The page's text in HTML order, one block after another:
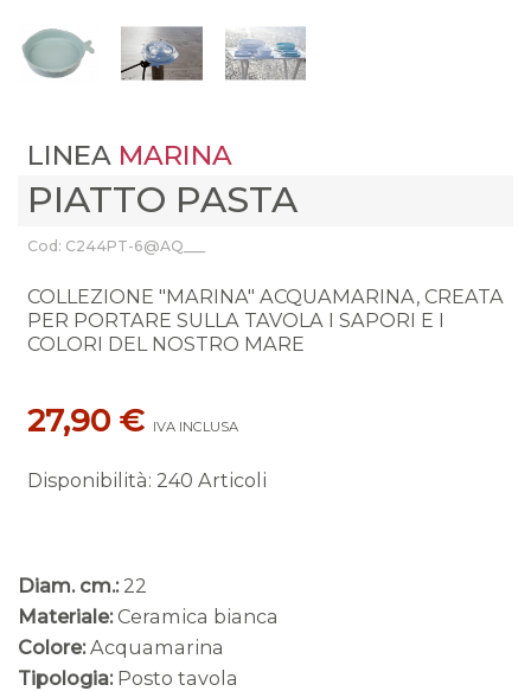
LINEA MARINA
PIATTO PASTA
Cod: C244PT-6@AQ___
COLLEZIONE "MARINA" ACQUAMARINA, CREATA
PER PORTARE SULLA TAVOLA I SAPORI E I
COLORI DEL NOSTRO MARE
27,90 € IVA INCLUSA
Disponibilità: 240 Articoli
Diam. cm.: 22
Materiale: Ceramica bianca
Colore: Acquamarina
Tipologia: Posto tavola